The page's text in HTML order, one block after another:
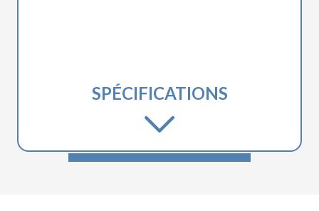
SPÉCIFICATIONS